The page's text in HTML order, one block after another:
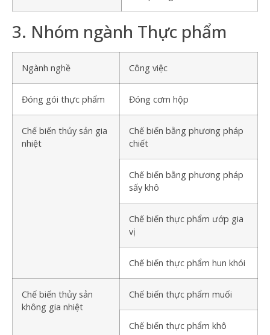
3. Nhóm ngành Thực phẩm
Ngành nghề Công việc
Đóng gói thực phẩm Đóng cơm hộp
Chế biến thủy sản gia
nhiệt
Chế biến bằng phương pháp
chiết
Chế biến bằng phương pháp
sấy khô
Chế biến thực phẩm ướp gia
vị
Chế biến thực phẩm hun khói
Chế biến thủy sản
không gia nhiệt
Chế biến thực phẩm muối
Chế biến thực phẩm khô